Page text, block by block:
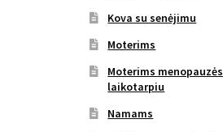
Kova su senėjimu
Moterims
Moterims menopauzės
laikotarpiu
Namams